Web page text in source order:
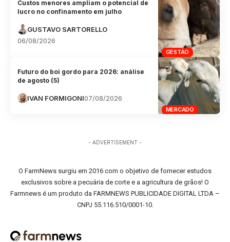
GESTÃO
Custos menores ampliam o potencial de
lucro no confinamento em julho
GUSTAVO SARTORELLO
06/08/2026
MERCADO
Futuro do boi gordo para 2026: análise
de agosto (5)
IVAN FORMIGONI07/08/2026
- ADVERTISEMENT -
O FarmNews surgiu em 2016 com o objetivo de fornecer estudos
exclusivos sobre a pecuária de corte e a agricultura de grãos! O
Farmnews é um produto da FARMNEWS PUBLICIDADE DIGITAL LTDA –
CNPJ 55.116.510/0001-10.